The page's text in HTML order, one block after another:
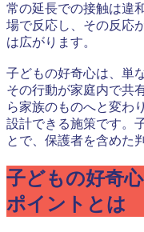
常の延長での接触は違
場で反応し、その反応
は広がります。
子どもの好奇心は、単
その行動が家庭内で共
ら家族のものへと変わ
設計できる施策です。
とで、保護者を含めた
子どもの好奇
ポイントとは